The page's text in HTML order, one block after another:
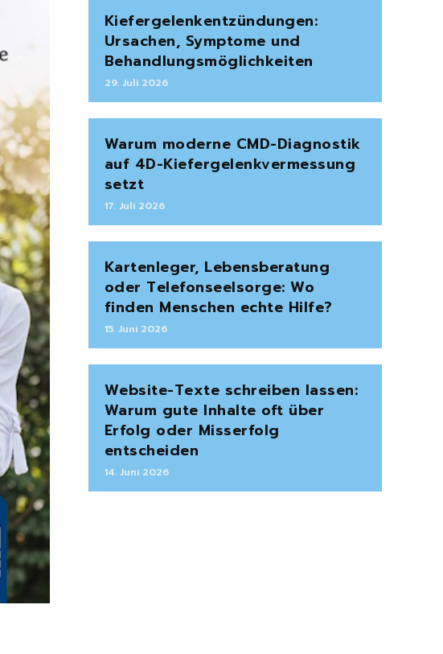
Kiefergelenkentzündungen:
Ursachen, Symptome und
Behandlungsmöglichkeiten
29. Juli 2026
Warum moderne CMD-Diagnostik
auf 4D-Kiefergelenkvermessung
setzt
17. Juli 2026
Kartenleger, Lebensberatung
oder Telefonseelsorge: Wo
finden Menschen echte Hilfe?
15. Juni 2026
Website-Texte schreiben lassen:
Warum gute Inhalte oft über
Erfolg oder Misserfolg
entscheiden
14. Juni 2026